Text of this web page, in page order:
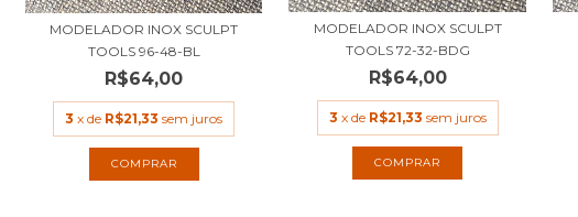
MODELADOR INOX SCULPT
TOOLS 96-48-BL
R$64,00
3 x de R$21,33 sem juros
MODELADOR INOX SCULPT
TOOLS 72-32-BDG
R$64,00
3 x de R$21,33 sem juros